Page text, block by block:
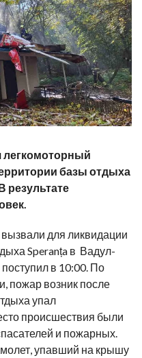
легкомоторный
базы отдыха
результате
для ликвидации
Speranța в Вадул-
в 10:00. По
пожар возник после
упал
происшествия были
и пожарных.
упавший на крышу